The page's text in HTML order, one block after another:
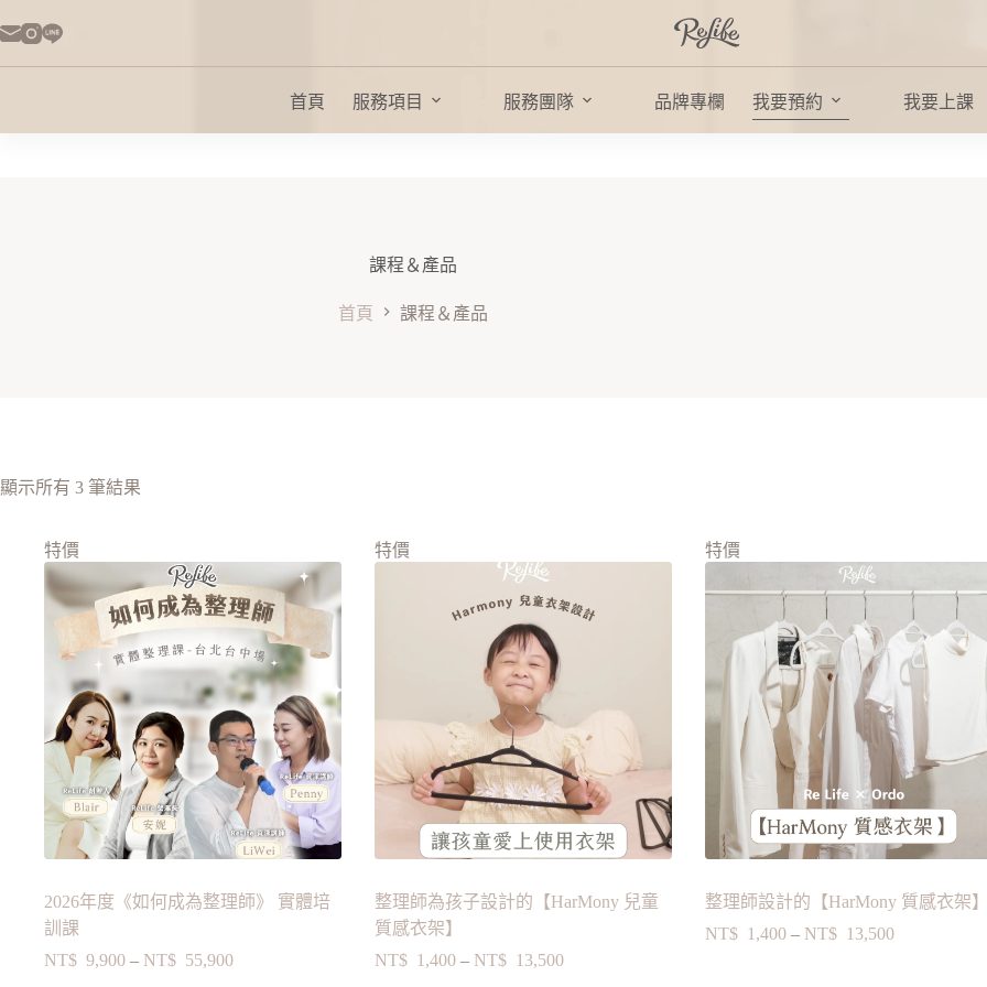
首頁 服務項目 服務團隊 品牌專欄 我要預約 我要上課
課程＆產品
首頁 課程＆產品
顯示所有 3 筆結果
特價
2026年度《如何成為整理師》 實體培
訓課
NT$ 9,900 – NT$ 55,900
特價
整理師為孩子設計的【HarMony 兒童
質感衣架】
NT$ 1,400 – NT$ 13,500
特價
整理師設計的【HarMony 質感衣架
NT$
1,400 – NT$ 13,500